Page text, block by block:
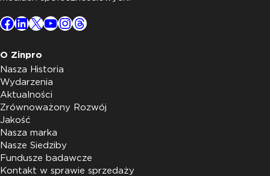
Facebook
LinkedIn
X YouTube
Instagram
Threads
O Zinpro
Nasza Historia
Wydarzenia
Aktualności
Zrównoważony Rozwój
Jakość
Nasza marka
Nasze Siedziby
Fundusze badawcze
Kontakt w sprawie sprzedaży